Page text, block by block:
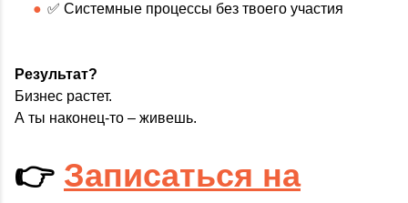
✅ Системные процессы без твоего участия
Результат?
Бизнес растет.
А ты наконец-то – живешь.
👉 Записаться на